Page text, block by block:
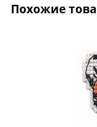
Похожие